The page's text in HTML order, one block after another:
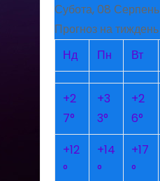
Субота, 08 Серпень
Прогноз на тиждень
Нд
Пн Вт
+2
7°
+3
3°
+2
6°
+12
°
+14
°
+17
°